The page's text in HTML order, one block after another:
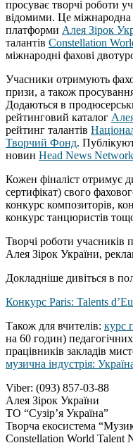
просуває творчі роботи
відомими. Це міжнародна
платформи Алея Зірок
талантів Constellation
міжнародні фахові
Учасники отримують
призи, а також
Додаються в
рейтинговий каталог
рейтинг талантів
Творчий Фонд.
новин Head News
Кожен фіналіст отримує
сертифікат) свого
конкурс композиторів,
конкурс танцюристів
Творчі роботи учасників
Алея Зірок України,
Докладніше дивіться в
Конкурс Paris: Talents
Також для вчителів: курс
на 60 годин)
працівників закладів
музична індустрія:
Viber: (093) 857-03-88
Алея Зірок України
ТО “Сузір’я Україна”
Творча екосистема
Constellation World Talent